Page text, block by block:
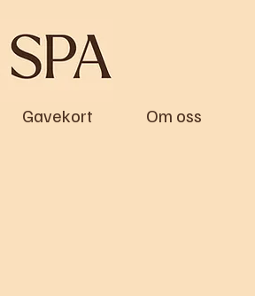
Gavekort Om oss